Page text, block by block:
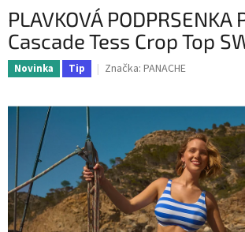
PLAVKOVÁ PODPRSENKA
Cascade Tess Crop Top
Novinka Tip Značka: PANACHE